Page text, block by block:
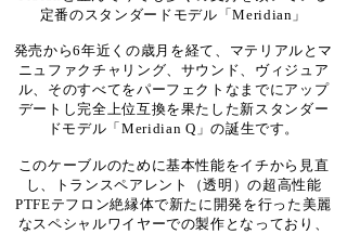
定番のスタンダードモデル「Meridian」
発売から6年近くの歳月を経て、マテリアルとマ
ニュファクチャリング、 サウンド、ヴィジュア
ル、そのすべてをパーフェクトなまでにアップ
デートし完全上位互換を果たした新スタンダー
ドモデル「Meridian Q」の誕生です。
このケーブルのために基本性能をイチから見直
し、トランスペアレント（透明）の超高性能
PTFEテフロン絶縁体で新たに開発を行った美麗
なスペシャルワイヤーでの製作となっており、